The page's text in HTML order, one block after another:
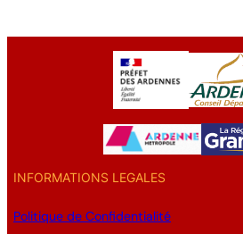
INFORMATIONS LEGALES
Politique de Confidentialité